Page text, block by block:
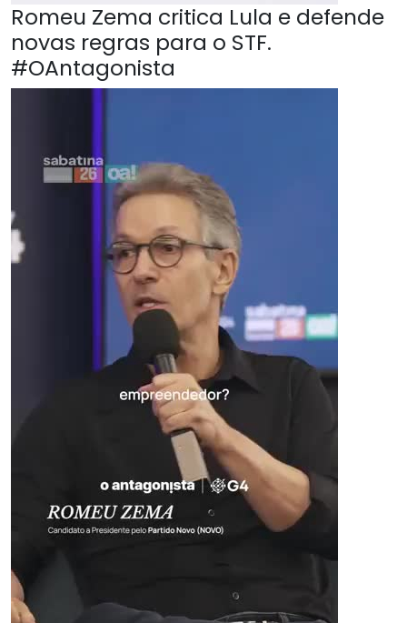
Romeu Zema critica Lula e defende
novas regras para o STF.
#OAntagonista